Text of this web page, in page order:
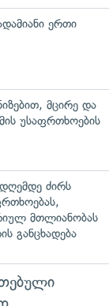
ერთი
მცირე და
უსაფრთხოების
ძირს
მთლიანობას
განცხადება